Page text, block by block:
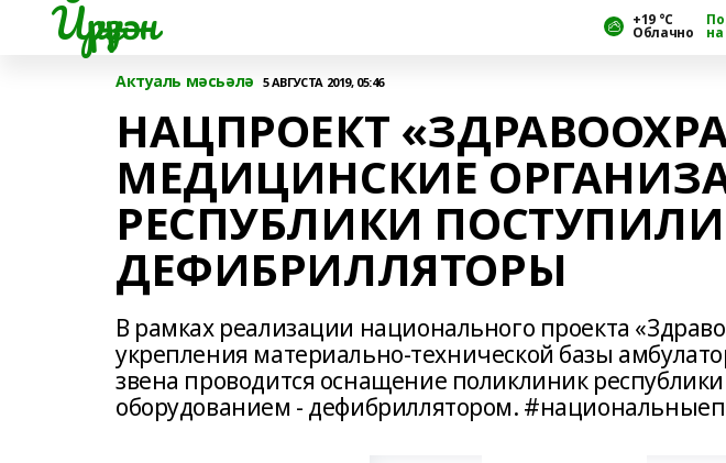
Йүрүҙән +19 °С
Облачно
Актуаль мәсьәлә 5 АВГУСТА 2019, 05:46
НАЦПРОЕКТ
МЕДИЦИНСКИЕ
РЕСПУБЛИКИ ПОСТУПИЛИ
ДЕФИБРИЛЛЯТОРЫ
В рамках реализации национального проекта
укрепления материально-технической базы
звена проводится оснащение поликлиник
оборудованием - дефибриллятором.